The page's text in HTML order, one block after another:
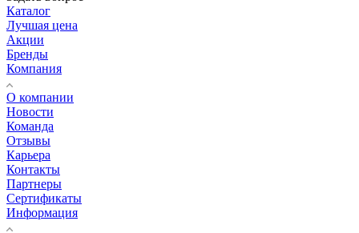
Каталог
Лучшая цена
Акции
Бренды
Компания
О компании
Новости
Команда
Отзывы
Карьера
Контакты
Партнеры
Сертификаты
Информация